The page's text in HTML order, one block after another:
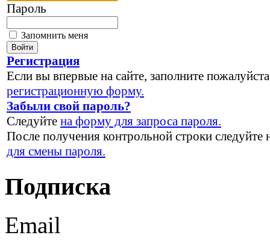
Пароль
Запомнить меня
Регистрация
Если вы впервые на сайте, заполните пожалуйста
регистрационную форму.
Забыли свой пароль?
Следуйте на форму для запроса пароля.
После получения контрольной строки следуйте
для смены пароля.
Подписка
Email